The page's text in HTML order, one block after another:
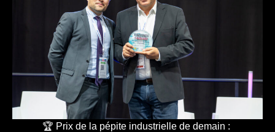
🏆 Prix de la pépite industrielle de demain :